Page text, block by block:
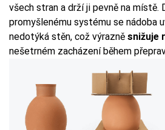
všech stran a drží ji pevně na místě.
promyšlenému systému se nádoba
nedotýká stěn, což výrazně snižuje
nešetrném zacházení během